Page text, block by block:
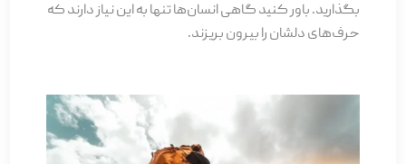
بگذارید. باور کنید گاهی انسان‌ها تنها به این نیاز دارند که
حرف­‌های دلشان را بیرون بریزند.